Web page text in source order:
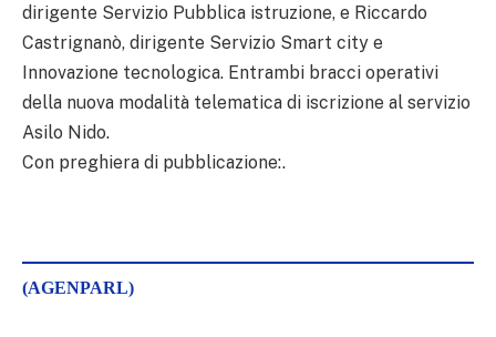
dirigente Servizio Pubblica istruzione, e Riccardo
Castrignanò, dirigente Servizio Smart city e
Innovazione tecnologica. Entrambi bracci operativi
della nuova modalità telematica di iscrizione al servizio
Asilo Nido.
Con preghiera di pubblicazione:.
(AGENPARL)